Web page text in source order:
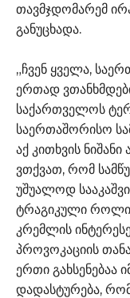
თავმჯდომარემ
განუცხადა.
„ჩვენ ყველა,
ერთად
საქართველოს
საერთაშორისო
აქ კითხვის
ვთქვათ, რომ
უშუალოდ
ტრაგიკული როლი,
კრემლის
პროვოკაციის
ერთი გახსენებაა
დადასტურება,